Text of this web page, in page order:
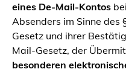
eines De-Mail-Kontos
Absenders im Sinne des
Gesetz und ihrer
Mail-Gesetz, der
besonderen